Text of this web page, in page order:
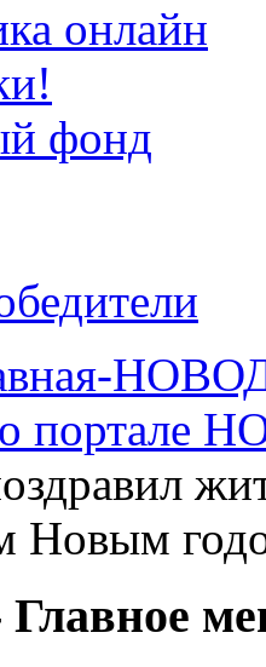
онлайн
фонд
портале
Новым